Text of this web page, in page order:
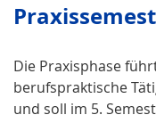
Die Praxisphase
berufspraktische
und soll im 5.